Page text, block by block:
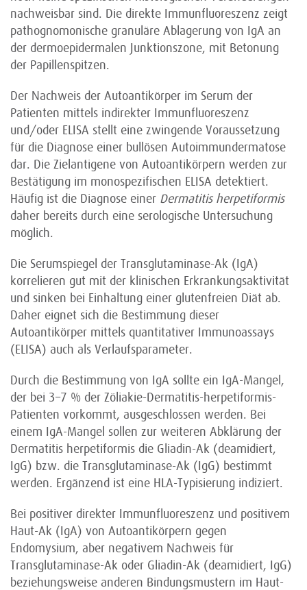
nachweisbar sind. Die direkte Immunfluoreszenz zeigt
pathognomonische granuläre Ablagerung von IgA an
der dermoepidermalen Junktionszone, mit Betonung
der Papillenspitzen.
Der Nachweis der Autoantikörper im Serum der
Patienten mittels indirekter Immunfluoreszenz
und/oder ELISA stellt eine zwingende Voraussetzung
für die Diagnose einer bullösen Autoimmundermatose
dar. Die Zielantigene von Autoantikörpern werden zur
Bestätigung im monospezifischen ELISA detektiert.
Häufig ist die Diagnose einer Dermatitis herpetiformis
daher bereits durch eine serologische Untersuchung
möglich.
Die Serumspiegel der Transglutaminase-Ak (IgA)
korrelieren gut mit der klinischen Erkrankungsaktivität
und sinken bei Einhaltung einer glutenfreien Diät ab.
Daher eignet sich die Bestimmung dieser
Autoantikörper mittels quantitativer Immunoassays
(ELISA) auch als Verlaufsparameter.
Durch die Bestimmung von IgA sollte ein IgA-Mangel,
der bei 3–7 % der Zöliakie-Dermatitis-herpetiformis-
Patienten vorkommt, ausgeschlossen werden. Bei
einem IgA-Mangel sollen zur weiteren Abklärung der
Dermatitis herpetiformis die Gliadin-Ak (deamidiert,
IgG) bzw. die Transglutaminase-Ak (IgG) bestimmt
werden. Ergänzend ist eine HLA-Typisierung indiziert.
Bei positiver direkter Immunfluoreszenz und positivem
Haut-Ak (IgA) von Autoantikörpern gegen
Endomysium, aber negativem Nachweis für
Transglutaminase-Ak oder Gliadin-Ak (deamidiert, IgG)
beziehungsweise anderen Bindungsmustern im Haut-